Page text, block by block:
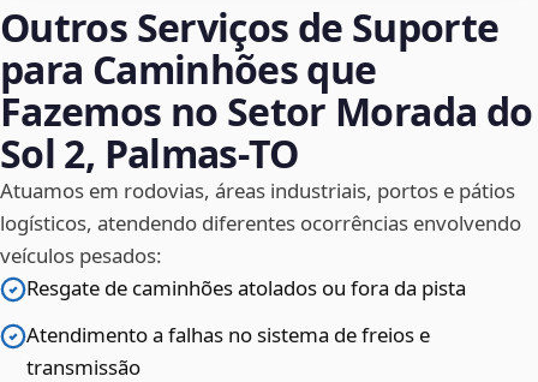
Outros Serviços de Suporte
para Caminhões que
Fazemos no Setor Morada do
Sol 2, Palmas‑TO
Atuamos em rodovias, áreas industriais, portos e pátios
logísticos, atendendo diferentes ocorrências envolvendo
veículos pesados:
Resgate de caminhões atolados ou fora da pista
Atendimento a falhas no sistema de freios e
transmissão